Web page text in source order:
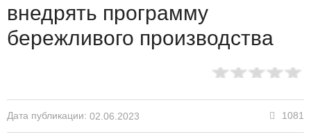
внедрять программу
бережливого производства
Дата публикации: 02.06.2023 1081